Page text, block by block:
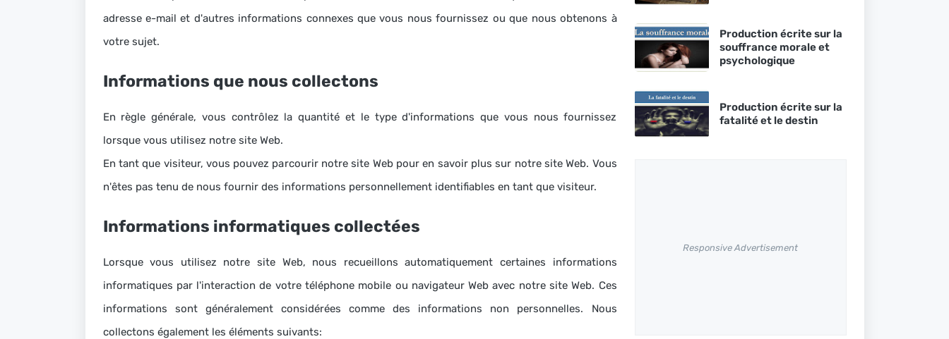
adresse e-mail et d'autres informations connexes que vous nous fournissez ou que nous obtenons à
votre sujet.
Informations que nous collectons
En règle générale, vous contrôlez la quantité et le type d'informations que vous nous fournissez
lorsque vous utilisez notre site Web.
En tant que visiteur, vous pouvez parcourir notre site Web pour en savoir plus sur notre site Web. Vous
n'êtes pas tenu de nous fournir des informations personnellement identifiables en tant que visiteur.
Informations informatiques collectées
Lorsque vous utilisez notre site Web, nous recueillons automatiquement certaines informations
informatiques par l'interaction de votre téléphone mobile ou navigateur Web avec notre site Web. Ces
informations sont généralement considérées comme des informations non personnelles. Nous
collectons également les éléments suivants:
Production écrite sur la
souffrance morale et
psychologique
Production écrite sur la
fatalité et le destin
Responsive Advertisement